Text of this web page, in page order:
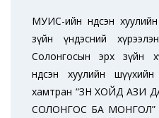
МУИС-ийн Үндсэн
зүйн үндэсний
Солонгосын эрх зүйн
Үндсэн хуулийн
хамтран “ЗҮҮН ХОЙД АЗИ
СОЛОНГОС БА МОНГОЛ”